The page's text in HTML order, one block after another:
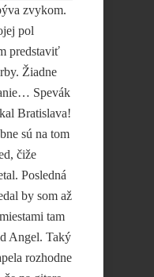
zvykom.
pol
predstaviť
Žiadne
Spevák
Bratislava!
sú na tom
čiže
Posledná
by som až
tam
Angel. Taký
rozhodne